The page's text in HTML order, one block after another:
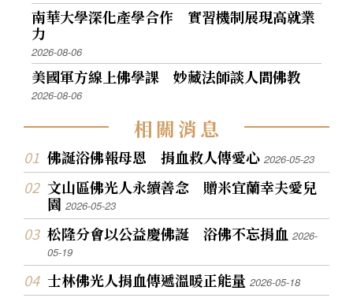
南華大學深化產學合作 實習機制展現高就業
力
2026-08-06
美國軍方線上佛學課 妙藏法師談人間佛教
2026-08-06
相關消息
佛誕浴佛報母恩 捐血救人傳愛心2026-05-23
文山區佛光人永續善念 贈米宜蘭幸夫愛兒
園2026-05-23
松隆分會以公益慶佛誕 浴佛不忘捐血2026-
05-19
士林佛光人捐血傳遞溫暖正能量2026-05-18